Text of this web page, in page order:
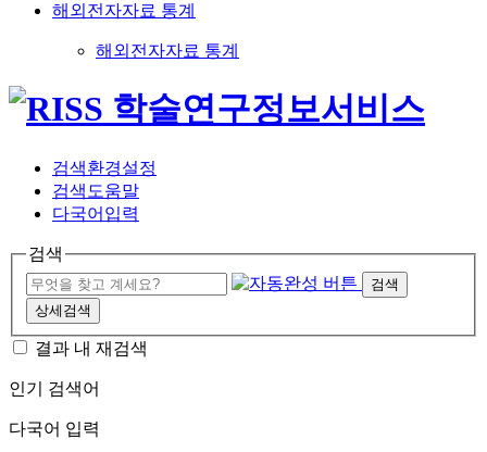
해외전자자료 통계
해외전자자료 통계
검색환경설정
검색도움말
다국어입력
검색
검색
상세검색
결과 내 재검색
인기 검색어
다국어 입력